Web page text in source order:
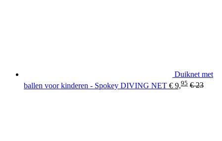
Duiknet met
ballen voor kinderen - Spokey DIVING NET € 9,95 €23